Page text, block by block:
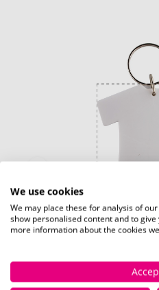
Rückseite
We use cookies
We may place these for analysis of
show personalised content and to
more information about the cookies